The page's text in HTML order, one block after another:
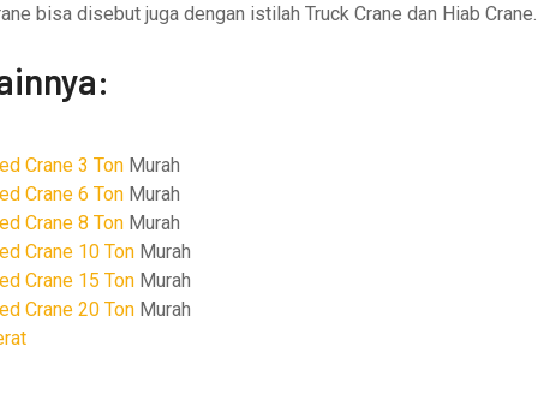
bisa disebut juga dengan istilah Truck Crane dan Hiab Crane.
Crane 3 Ton Murah
Crane 6 Ton Murah
Crane 8 Ton Murah
Crane 10 Ton Murah
Crane 15 Ton Murah
Crane 20 Ton Murah